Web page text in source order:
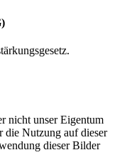
nicht unser Eigentum
die Nutzung auf dieser
dieser Bilder